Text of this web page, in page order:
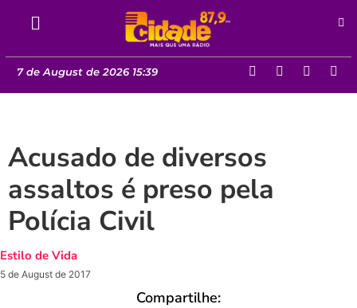
7 de August de 2026 15:39
Acusado de diversos
assaltos é preso pela
Polícia Civil
Estilo de Vida
5 de August de 2017
Compartilhe: